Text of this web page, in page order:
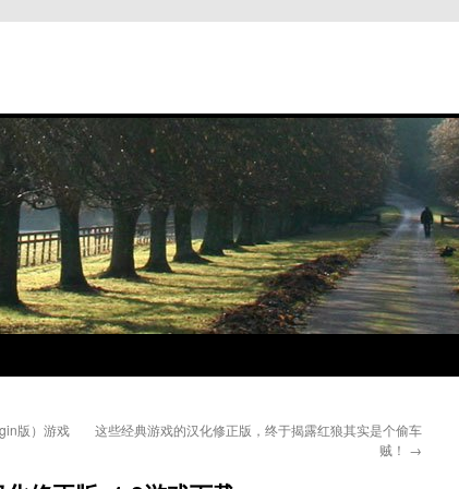
版）游戏
这些经典游戏的汉化修正版，终于揭露红狼其实是个偷车
贼！ →